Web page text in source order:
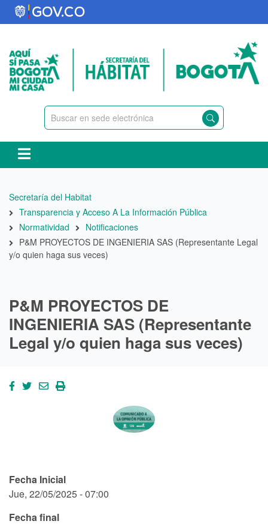
Pasar
al
principal
Ruta
de
navegación
Secretaría del Habitat
Transparencia y Acceso A La Información Pública
Normatividad
Notificaciones
P&M PROYECTOS DE INGENIERIA SAS (Representante Legal
y/o quien haga sus veces)
P&M PROYECTOS DE
INGENIERIA SAS (Representante
Legal y/o quien haga sus veces)
Fecha Inicial
Jue, 22/05/2025 - 07:00
Fecha final